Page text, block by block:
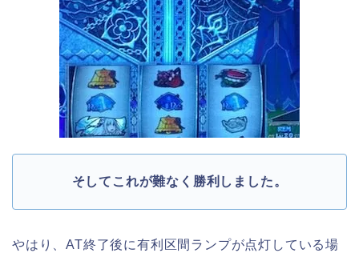
そしてこれが難なく勝利しました。
やはり、AT終了後に有利区間ランプが点灯している場